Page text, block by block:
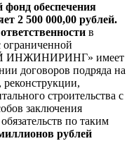
обеспечения
2 500 000,00 рублей.
в
ограниченной
ИНЖИНИРИНГ» имеет
договоров подряда на
реконструкции,
строительства с
заключения
по таким
рублей